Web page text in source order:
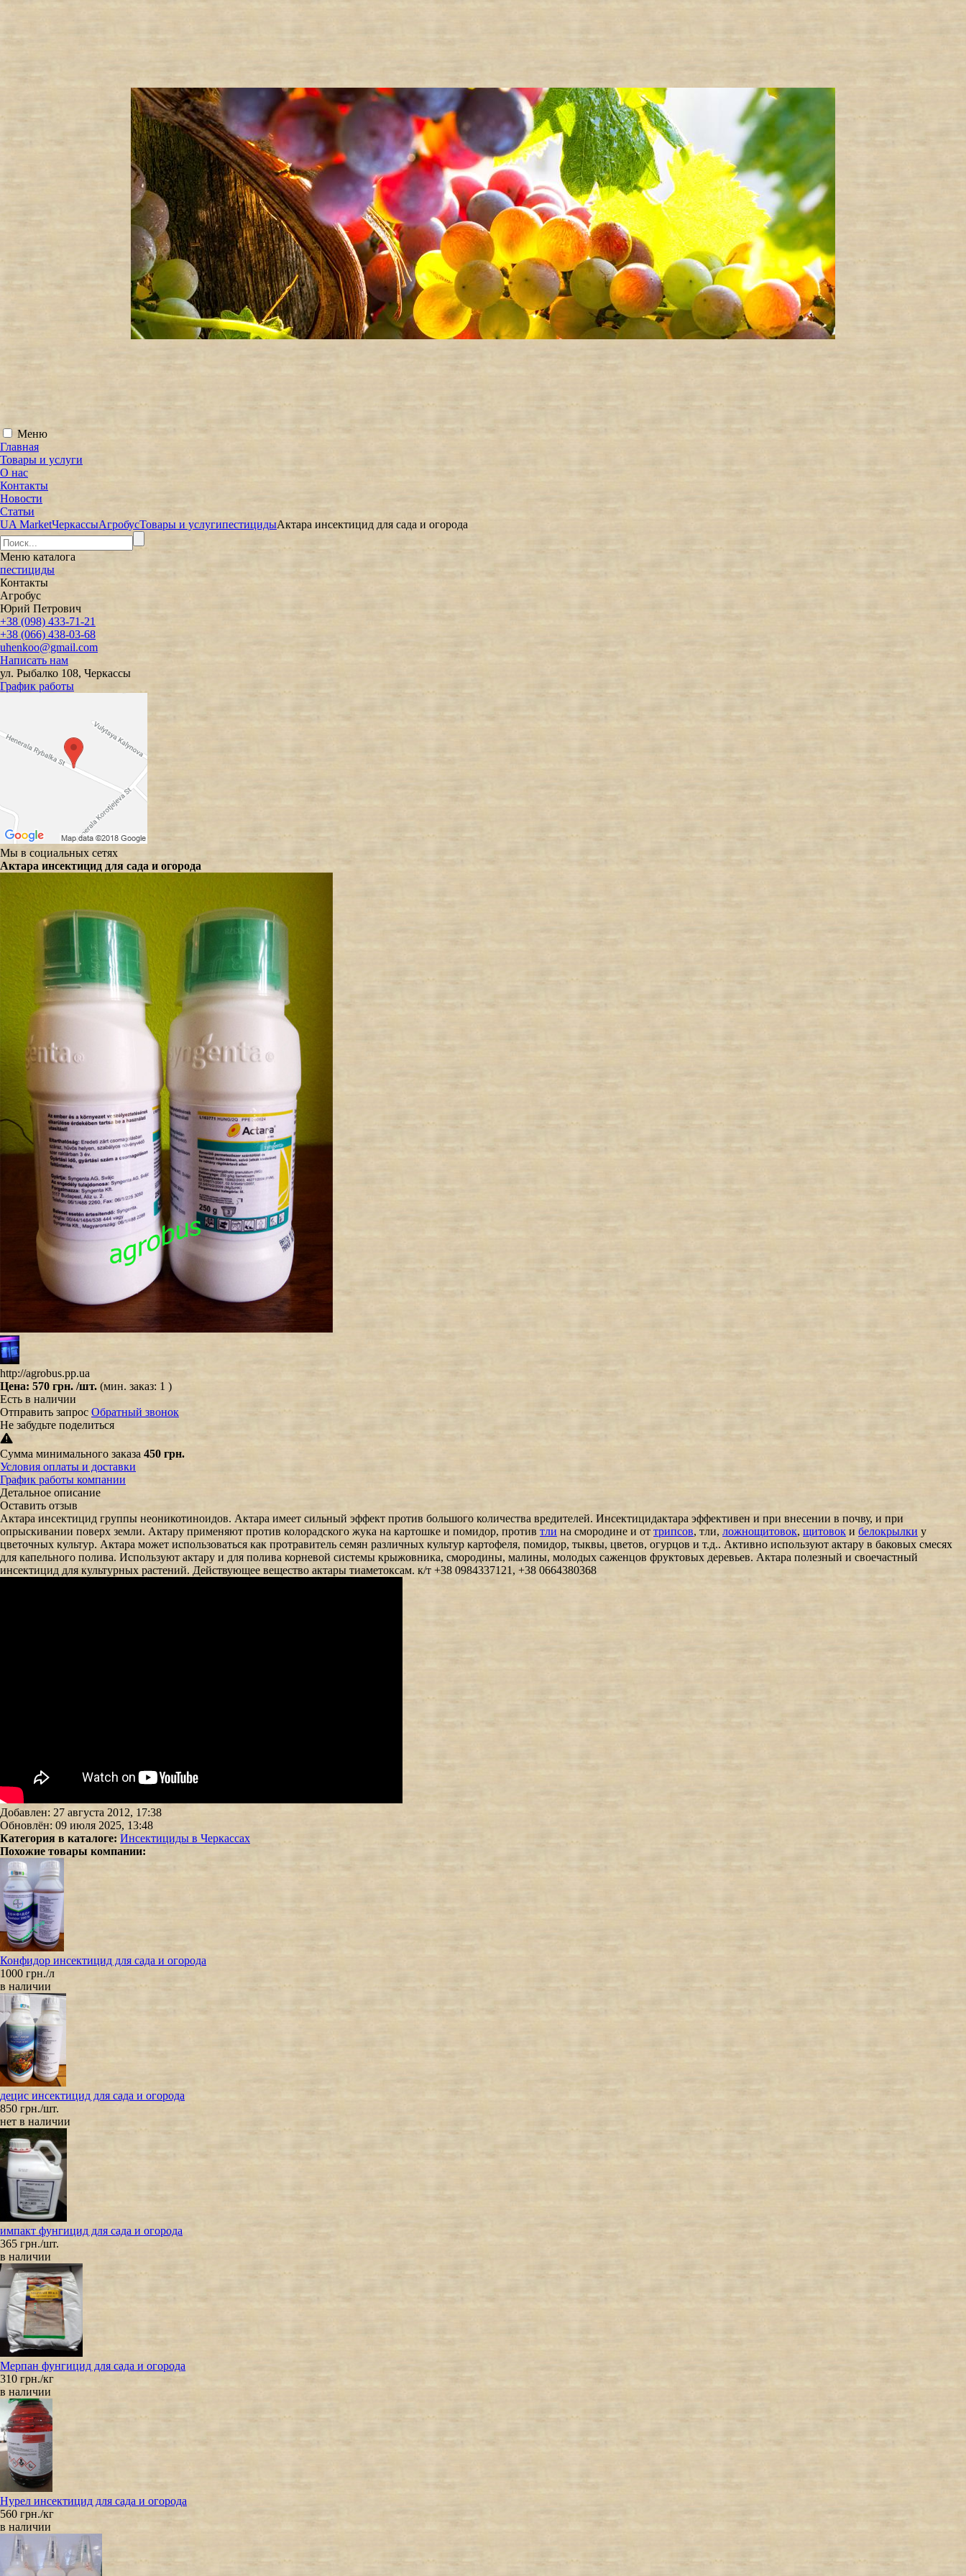
Меню
Главная
Товары и услуги
О нас
Контакты
Новости
Статьи
UA MarketЧеркассыАгробусТовары и услугипестицидыАктара инсектицид для сада и огорода
Меню каталога
пестициды
Контакты
Агробус
Юрий Петрович
+38 (098) 433-71-21
+38 (066) 438-03-68
uhenkoo@gmail.com
Написать нам
ул. Рыбалко 108, Черкассы
График работы
Мы в социальных сетях
Актара инсектицид для сада и огорода
http://agrobus.pp.ua
Цена: 570 грн. /шт. (мин. заказ: 1 )
Есть в наличии
Отправить запрос Обратный звонок
Не забудьте поделиться
Сумма минимального заказа 450 грн.
Условия оплаты и доставки
График работы компании
Детальное описание
Оставить отзыв
Актара инсектицид группы неоникотиноидов. Актара имеет сильный эффект против большого количества вредителей. Инсектицидактара эффективен и при внесении в почву, и при
опрыскивании поверх земли. Актару применяют против колорадского жука на картошке и помидор, против тли на смородине и от трипсов, тли, ложнощитовок, щитовок и белокрылки у
цветочных культур. Актара может использоваться как протравитель семян различных культур картофеля, помидор, тыквы, цветов, огурцов и т.д.. Активно используют актару в баковых смесях
для капельного полива. Используют актару и для полива корневой системы крыжовника, смородины, малины, молодых саженцов фруктовых деревьев. Актара полезный и своечастный
инсектицид для культурных растений. Действующее вещество актары тиаметоксам. к/т +38 0984337121, +38 0664380368
Добавлен: 27 августа 2012, 17:38
Обновлён: 09 июля 2025, 13:48
Категория в каталоге: Инсектициды в Черкассах
Похожие товары компании:
Конфидор инсектицид для сада и огорода
1000 грн./л
в наличии
децис инсектицид для сада и огорода
850 грн./шт.
нет в наличии
импакт фунгицид для сада и огорода
365 грн./шт.
в наличии
Мерпан фунгицид для сада и огорода
310 грн./кг
в наличии
Нурел инсектицид для сада и огорода
560 грн./кг
в наличии